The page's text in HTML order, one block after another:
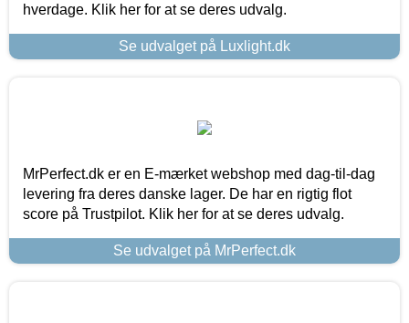
hverdage. Klik her for at se deres udvalg.
Se udvalget på Luxlight.dk
MrPerfect.dk er en E-mærket webshop med dag-til-dag
levering fra deres danske lager. De har en rigtig flot
score på Trustpilot. Klik her for at se deres udvalg.
Se udvalget på MrPerfect.dk